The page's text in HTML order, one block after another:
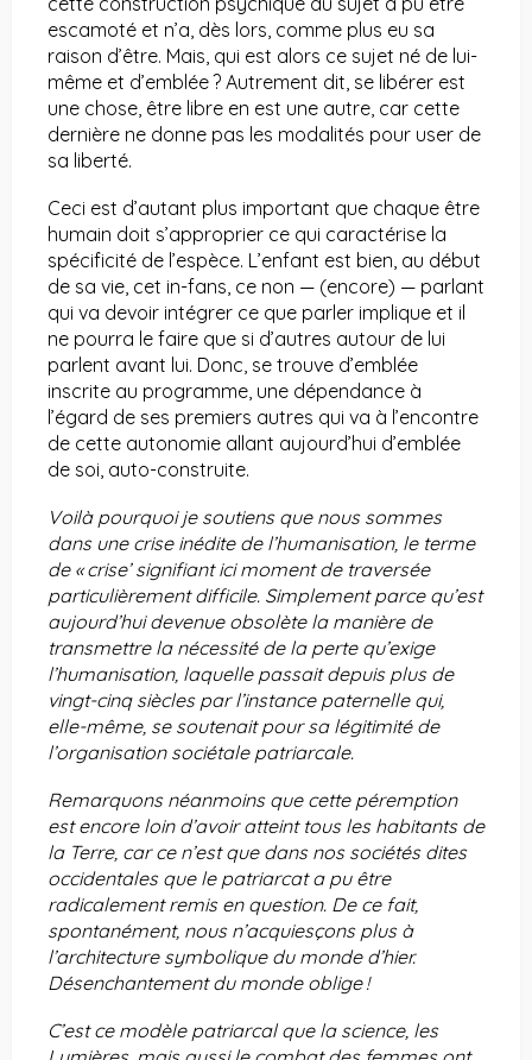
escamoté et n’a, dès lors, comme plus eu sa
raison d’être. Mais, qui est alors ce sujet né de lui-
même et d’emblée ? Autrement dit, se libérer est
une chose, être libre en est une autre, car cette
dernière ne donne pas les modalités pour user de
sa liberté.
Ceci est d’autant plus important que chaque être
humain doit s’approprier ce qui caractérise la
spécificité de l’espèce. L’enfant est bien, au début
de sa vie, cet in-fans, ce non — (encore) — parlant
qui va devoir intégrer ce que parler implique et il
ne pourra le faire que si d’autres autour de lui
parlent avant lui. Donc, se trouve d’emblée
inscrite au programme, une dépendance à
l’égard de ses premiers autres qui va à l’encontre
de cette autonomie allant aujourd’hui d’emblée
de soi, auto-construite.
Voilà pourquoi je soutiens que nous sommes
dans une crise inédite de l’humanisation, le terme
de « crise’ signifiant ici moment de traversée
particulièrement difficile. Simplement parce qu’est
aujourd’hui devenue obsolète la manière de
transmettre la nécessité de la perte qu’exige
l’humanisation, laquelle passait depuis plus de
vingt-cinq siècles par l’instance paternelle qui,
elle-même, se soutenait pour sa légitimité de
l’organisation sociétale patriarcale.
Remarquons néanmoins que cette péremption
est encore loin d’avoir atteint tous les habitants de
la Terre, car ce n’est que dans nos sociétés dites
occidentales que le patriarcat a pu être
radicalement remis en question. De ce fait,
spontanément, nous n’acquiesçons plus à
l’architecture symbolique du monde d’hier.
Désenchantement du monde oblige !
C’est ce modèle patriarcal que la science, les